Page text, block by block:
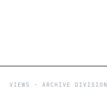
VIEWS - ARCHIVE DIVISION